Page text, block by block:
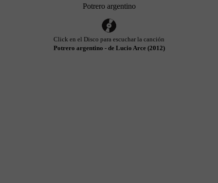
Potrero argentino
Click en el Disco para escuchar la canción
Potrero argentino - de Lucio Arce (2012)